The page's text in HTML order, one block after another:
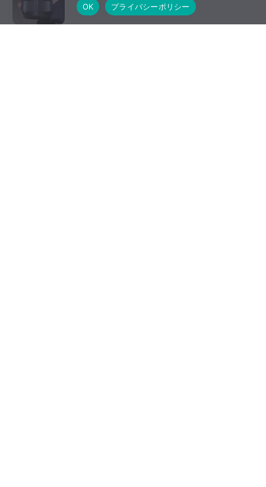
OK
プライバシーポリシー